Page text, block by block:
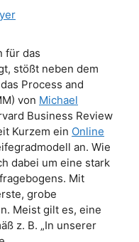
für das
stößt neben dem
Process and
von Michael
Business Review
Kurzem ein Online
an. Wie
dabei um eine stark
Mit
grobe
Meist gilt es, eine
z. B. „In unserer